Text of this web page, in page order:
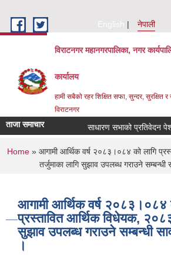
English
नेपाली
विराटनगर महानगरपालिका, नगर
कार्यालय
हामी सबैको रहर शिक्षित सफा, सुन्दर, सुरक्षित र
विराटनगर
ताजा समाचार साधारण सभाको प्रतिवेदन
You are here
Home» आगामी आर्थिक वर्ष २०८३।०८४ को लागि
तर्जुमाका लागि सुझाव उपलब्ध गराउने सम्बन्धी
आगामी आर्थिक वर्ष २०८३।०८४
प्रस्तावित आर्थिक विधेयक, २०८३
सुझाव उपलब्ध गराउने सम्बन्धी
।